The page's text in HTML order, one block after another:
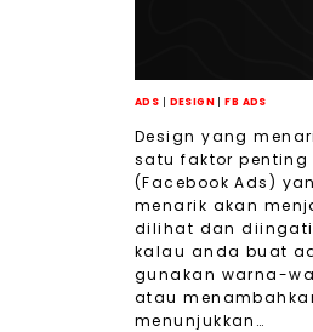
ADS | DESIGN |FB ADS
Design yang
satu faktor
(Facebook Ads)
menarik akan
dilihat dan diingati
kalau anda buat
gunakan warna-
atau
menunjukkan…